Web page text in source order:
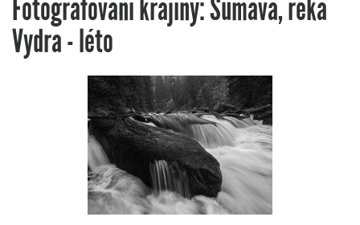
Fotografování krajiny: Šumava, řeka
Vydra - léto